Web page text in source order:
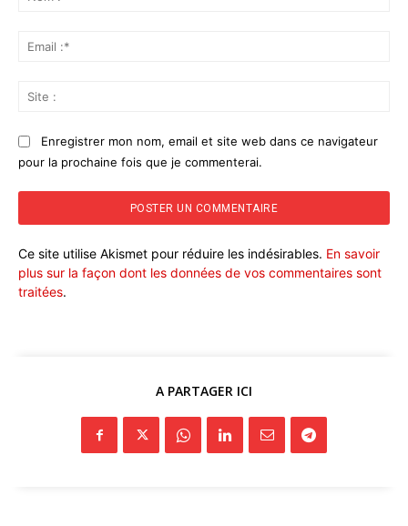
Enregistrer mon nom, email et site web dans ce navigateur
pour la prochaine fois que je commenterai.
Ce site utilise Akismet pour réduire les indésirables. En savoir
plus sur la façon dont les données de vos commentaires sont
traitées.
A PARTAGER ICI